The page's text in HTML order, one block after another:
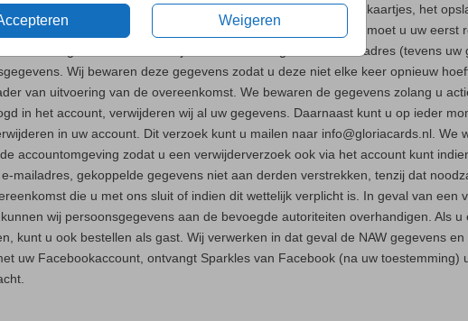
Weigeren
van onze webwinkel (zoals het opslaan van favoriete kaartjes, het
en het opslaan van adresgegevens van ontvangers) moet u uw eerst
aan. Na registratie bewaren wij via het door u ingevulde e-mailadres (tevens uw
Wij bewaren deze gegevens zodat u deze niet elke keer opnieuw
van uitvoering van de overeenkomst. We bewaren de gegevens zolang u
in het account, verwijderen wij al uw gegevens. Daarnaast kunt u op ieder
in uw account. Dit verzoek kunt u mailen naar info@gloriacards.nl. We
accountomgeving zodat u een verwijderverzoek ook via het account kunt
mailadres, gekoppelde gegevens niet aan derden verstrekken, tenzij dat
die u met ons sluit of indien dit wettelijk verplicht is. In geval van een
wij persoonsgegevens aan de bevoegde autoriteiten overhandigen. Als
kunt u ook bestellen als gast. Wij verwerken in dat geval de NAW gegevens
uw Facebookaccount, ontvangt Sparkles van Facebook (na uw toestemming)